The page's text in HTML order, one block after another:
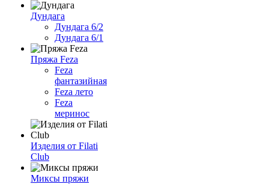
Дундага
Дундага 6/2
Дундага 6/1
Пряжа Feza
Feza
фантазийная
Feza лето
Feza
меринос
Изделия от Filati
Club
Миксы пряжи